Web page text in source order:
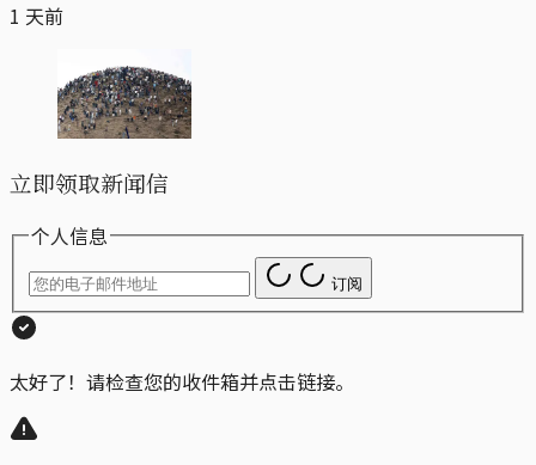
1 天前
立即领取新闻信
个人信息
订阅
太好了！请检查您的收件箱并点击链接。